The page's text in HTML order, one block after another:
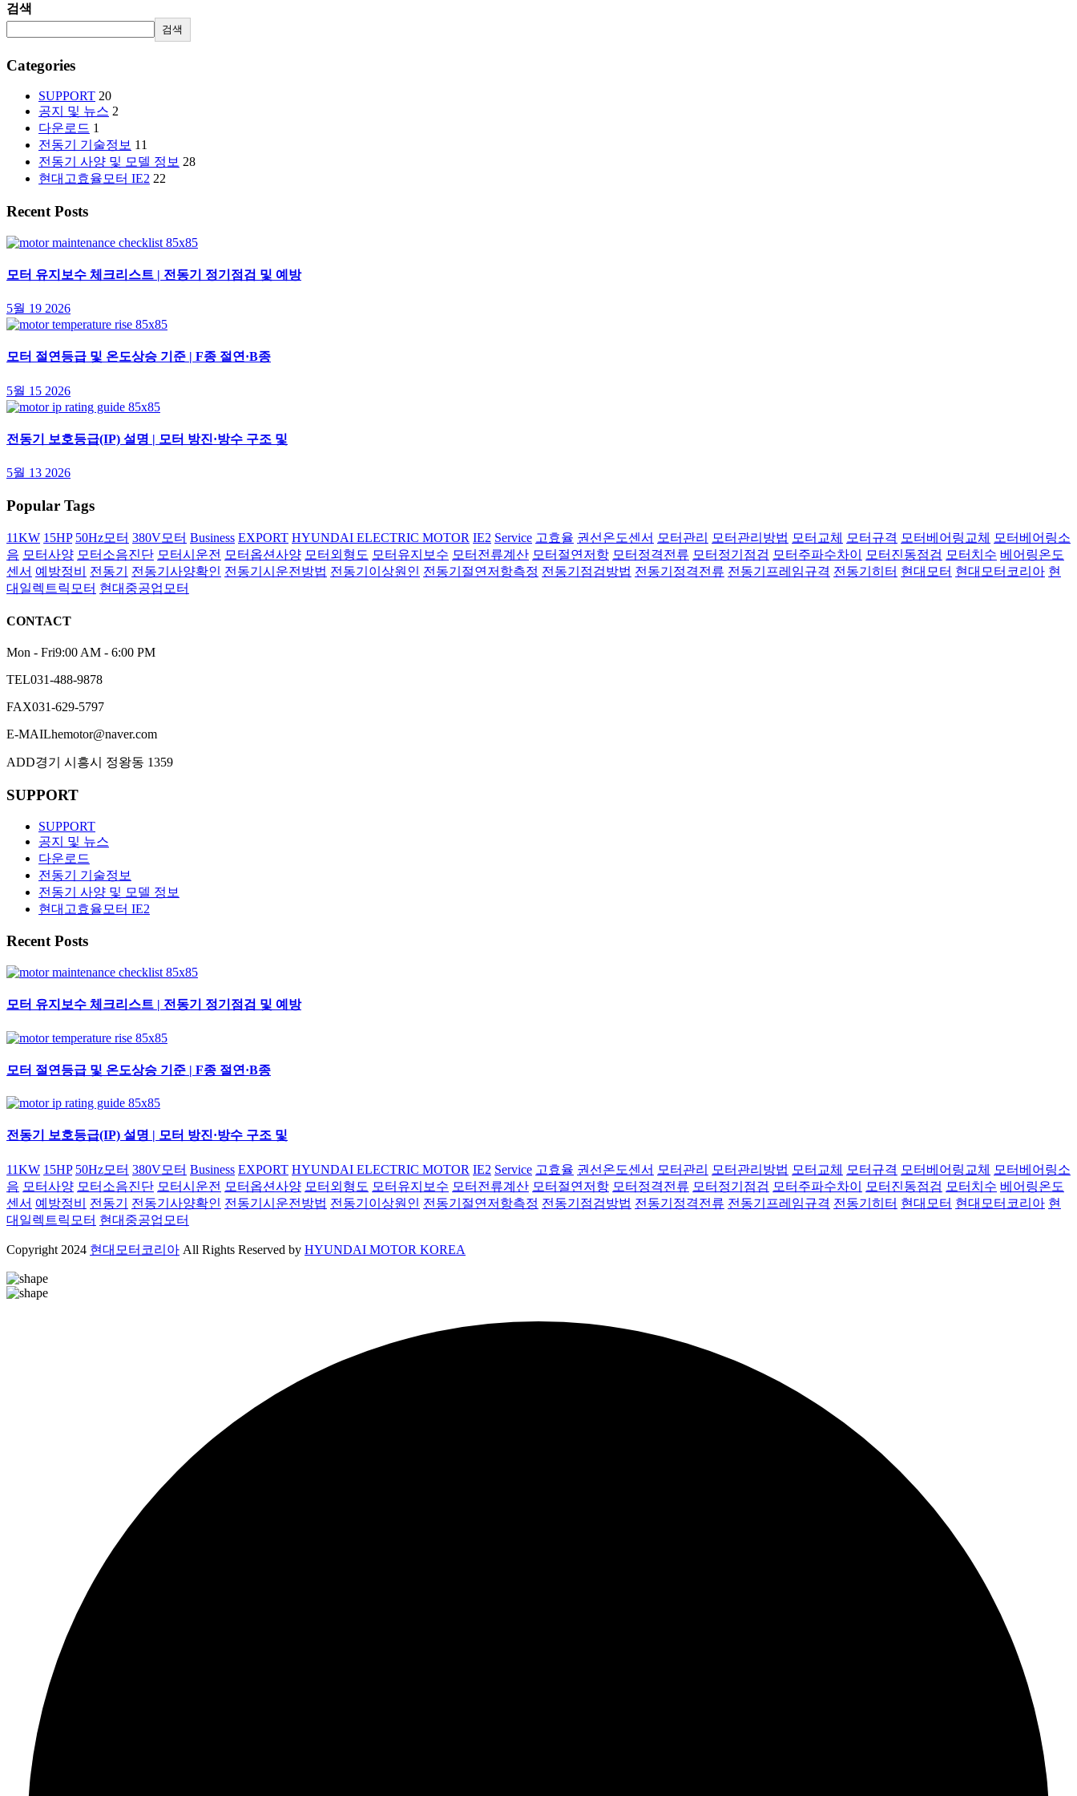
검색
검색
Categories
SUPPORT 20
공지 및 뉴스 2
다운로드 1
전동기 기술정보 11
전동기 사양 및 모델 정보 28
현대고효율모터 IE2 22
Recent Posts
모터 유지보수 체크리스트 | 전동기 정기점검 및 예방
5월 19 2026
모터 절연등급 및 온도상승 기준 | F종 절연·B종
5월 15 2026
전동기 보호등급(IP) 설명 | 모터 방진·방수 구조 및
5월 13 2026
Popular Tags
11KW 15HP 50Hz모터 380V모터 Business EXPORT HYUNDAI ELECTRIC MOTOR IE2 Service 고효율 권선온도센서 모터관리 모터관리방법 모터교체 모터규격 모터베어링교체
모터베어링소
음 모터사양 모터소음진단 모터시운전 모터옵션사양 모터외형도 모터유지보수 모터전류계산 모터절연저항 모터정격전류 모터정기점검 모터주파수차이 모터진동점검 모터치수 베어링온도
센서 예방정비 전동기 전동기사양확인 전동기시운전방법 전동기이상원인 전동기절연저항측정 전동기점검방법 전동기정격전류 전동기프레임규격 전동기히터 현대모터 현대모터코리아 현
대일렉트릭모터 현대중공업모터
CONTACT
Mon - Fri9:00 AM - 6:00 PM
TEL031-488-9878
FAX031-629-5797
E-MAILhemotor@naver.com
ADD경기 시흥시 정왕동 1359
SUPPORT
SUPPORT
공지 및 뉴스
다운로드
전동기 기술정보
전동기 사양 및 모델 정보
현대고효율모터 IE2
Recent Posts
모터 유지보수 체크리스트 | 전동기 정기점검 및 예방
모터 절연등급 및 온도상승 기준 | F종 절연·B종
전동기 보호등급(IP) 설명 | 모터 방진·방수 구조 및
11KW 15HP 50Hz모터 380V모터 Business EXPORT HYUNDAI ELECTRIC MOTOR IE2 Service 고효율 권선온도센서 모터관리 모터관리방법 모터교체 모터규격 모터베어링교체
모터베어링소
음 모터사양 모터소음진단 모터시운전 모터옵션사양 모터외형도 모터유지보수 모터전류계산 모터절연저항 모터정격전류 모터정기점검 모터주파수차이 모터진동점검 모터치수 베어링온도
센서 예방정비 전동기 전동기사양확인 전동기시운전방법 전동기이상원인 전동기절연저항측정 전동기점검방법 전동기정격전류 전동기프레임규격 전동기히터 현대모터 현대모터코리아 현
대일렉트릭모터 현대중공업모터
Copyright 2024 현대모터코리아 All Rights Reserved by HYUNDAI MOTOR KOREA